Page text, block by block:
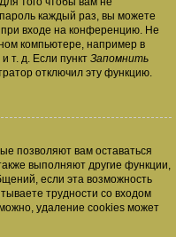
каждый раз, вы можете
при входе на конференцию. Не
компьютере, например в
т. д. Если пункт Запомнить
отключил эту функцию.
позволяют вам оставаться
выполняют другие функции,
если эта возможность
трудности со входом
удаление cookies может